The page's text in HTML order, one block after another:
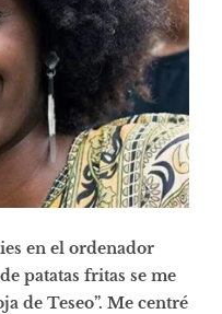
en el ordenador
patatas fritas se me
de Teseo”. Me centré